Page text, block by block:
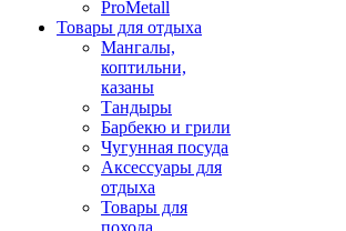
ProMetall
Товары для отдыха
Мангалы,
коптильни,
казаны
Тандыры
Барбекю и грили
Чугунная посуда
Аксессуары для
отдыха
Товары для
похода